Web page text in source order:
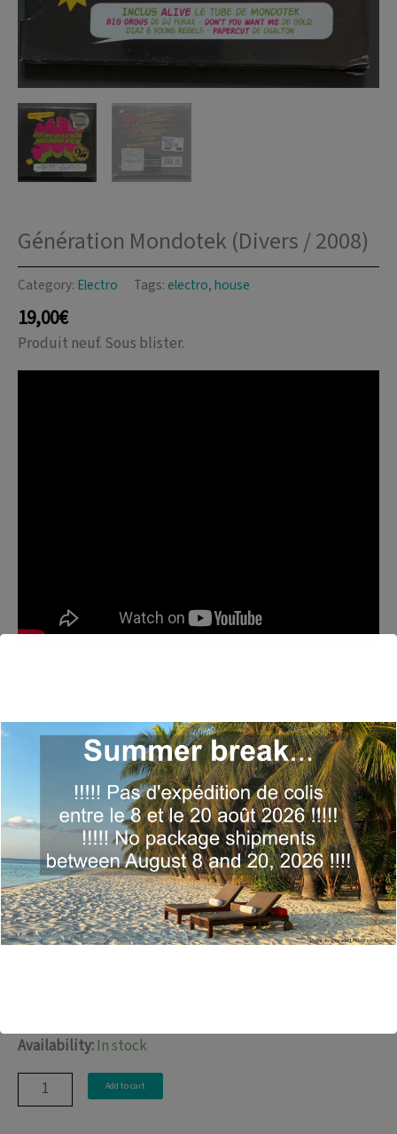
Génération Mondotek (Divers / 2008)
Category: Electro Tags:electro,house
19,00€
Produit neuf. Sous blister.
Label : Mercury (réf. 530 669-0)
Titres : 1- Mondotek – Alive (PH Electro Remix) –
6:06 / 2- Jakarta – One Desire – 6:20 / 3- Richard
Grey Feat. Jonathan Ulysses – Sundays At Space –
6:34 / 4- Gold, Diaz & Young Rebels – Don’t You
Want Me – 7:06 / 5- Dualton – Papercut (Klass &
Micha Moor Remix) – 7:44 / 6- Sharooz – Hell Yeah!
– 6:13 / 7- STFU – Shut The F**k Up (Jens O
Remix) – 6:00 / 8- Cicada – The Things You Say
(Dirty South Mix) – 7:52 / 9- Da Fresh – Spaghetti
Groove – 5:40 / 10- Baxter Baxter – Straylight
Availability:In stock
Génération
Mondotek
Add to cart